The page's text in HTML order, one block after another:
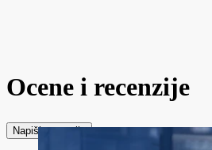
Ocene i recenzije
Napiši recenziju